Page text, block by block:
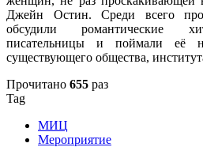
Джейн Остин. Среди всего
обсудили романтические
писательницы и поймали её
существующего общества,
Прочитано 655 раз
Tag
МИЦ
Мероприятие